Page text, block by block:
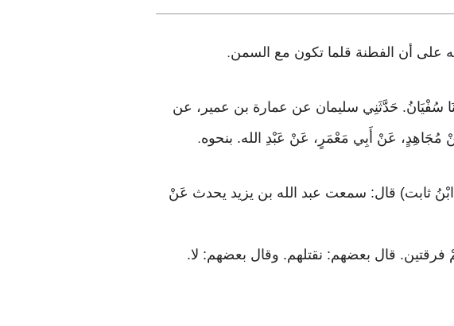
على أن الفطنة قلما تكون مع السمن.
حَدَّثَنَا سُفْيَانُ. حَدَّثَنِي سليمان عن عمارة بن عمير، عن
مُجَاهِدٍ، عَنْ أَبِي مَعْمَرٍ، عَنْ عَبْدِ الله. بنحوه.
ابْنُ ثابت) قال: سمعت عبد الله بن يزيد يحدث عَنْ
قال بعضهم: نقتلهم. وقال بعضهم: لا.